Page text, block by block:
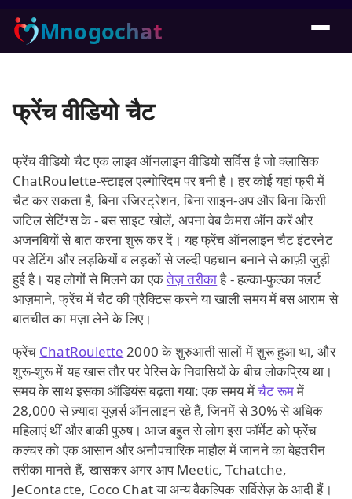
Mnogochat
फ्रेंच वीडियो चैट
फ्रेंच वीडियो चैट एक लाइव ऑनलाइन वीडियो सर्विस है जो क्लासिक
ChatRoulette-स्टाइल एल्गोरिदम पर बनी है। हर कोई यहां फ्री में
चैट कर सकता है, बिना रजिस्ट्रेशन, बिना साइन‑अप और बिना किसी
जटिल सेटिंग्स के - बस साइट खोलें, अपना वेब कैमरा ऑन करें और
अजनबियों से बात करना शुरू कर दें। यह फ्रेंच ऑनलाइन चैट इंटरनेट
पर डेटिंग और लड़कियों व लड़कों से जल्दी पहचान बनाने से काफ़ी जुड़ी
हुई है। यह लोगों से मिलने का एकतेज़ तरीकाहै - हल्का‑फुल्का फ्लर्ट
आज़माने, फ्रेंच में चैट की प्रैक्टिस करने या खाली समय में बस आराम से
बातचीत का मज़ा लेने के लिए।
फ्रेंच ChatRoulette 2000 के शुरुआती सालों में शुरू हुआ था, और
शुरू‑शुरू में यह खास तौर पर पेरिस के निवासियों के बीच लोकप्रिय था।
समय के साथ इसका ऑडियंस बढ़ता गया: एक समय मेंचैट रूममें
28,000 से ज़्यादा यूज़र्स ऑनलाइन रहे हैं, जिनमें से 30% से अधिक
महिलाएं थीं और बाकी पुरुष। आज बहुत से लोग इस फॉर्मेट को फ्रेंच
कल्चर को एक आसान और अनौपचारिक माहौल में जानने का बेहतरीन
तरीका मानते हैं, खासकर अगर आप Meetic, Tchatche,
JeContacte, Coco Chat या अन्य वैकल्पिक सर्विसेज़ के आदी हैं।